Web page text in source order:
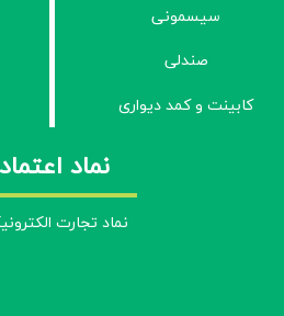
سیسمونی
صندلی
کابینت و کمد دیواری
نماد اعتماد
نماد تجارت